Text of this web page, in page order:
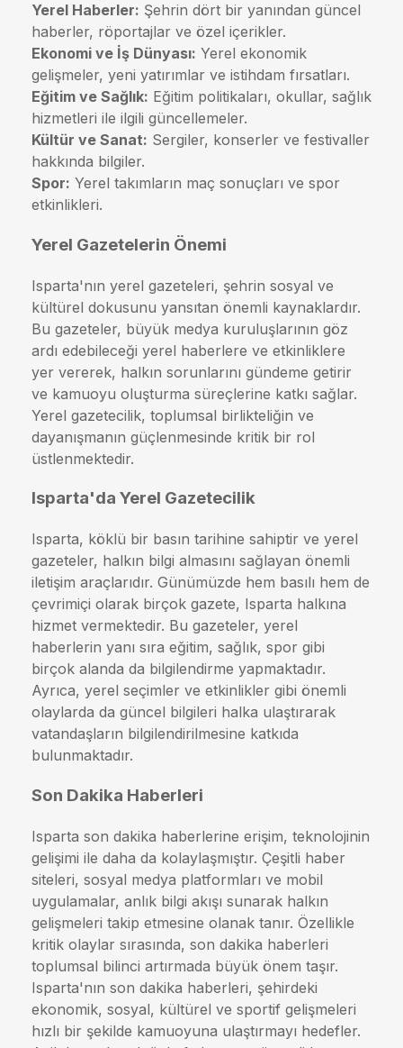
Yerel Haberler: Şehrin dört bir yanından güncel
haberler, röportajlar ve özel içerikler.
Ekonomi ve İş Dünyası: Yerel ekonomik
gelişmeler, yeni yatırımlar ve istihdam fırsatları.
Eğitim ve Sağlık: Eğitim politikaları, okullar, sağlık
hizmetleri ile ilgili güncellemeler.
Kültür ve Sanat: Sergiler, konserler ve festivaller
hakkında bilgiler.
Spor: Yerel takımların maç sonuçları ve spor
etkinlikleri.
Yerel Gazetelerin Önemi
Isparta'nın yerel gazeteleri, şehrin sosyal ve
kültürel dokusunu yansıtan önemli kaynaklardır.
Bu gazeteler, büyük medya kuruluşlarının göz
ardı edebileceği yerel haberlere ve etkinliklere
yer vererek, halkın sorunlarını gündeme getirir
ve kamuoyu oluşturma süreçlerine katkı sağlar.
Yerel gazetecilik, toplumsal birlikteliğin ve
dayanışmanın güçlenmesinde kritik bir rol
üstlenmektedir.
Isparta'da Yerel Gazetecilik
Isparta, köklü bir basın tarihine sahiptir ve yerel
gazeteler, halkın bilgi almasını sağlayan önemli
iletişim araçlarıdır. Günümüzde hem basılı hem de
çevrimiçi olarak birçok gazete, Isparta halkına
hizmet vermektedir. Bu gazeteler, yerel
haberlerin yanı sıra eğitim, sağlık, spor gibi
birçok alanda da bilgilendirme yapmaktadır.
Ayrıca, yerel seçimler ve etkinlikler gibi önemli
olaylarda da güncel bilgileri halka ulaştırarak
vatandaşların bilgilendirilmesine katkıda
bulunmaktadır.
Son Dakika Haberleri
Isparta son dakika haberlerine erişim, teknolojinin
gelişimi ile daha da kolaylaşmıştır. Çeşitli haber
siteleri, sosyal medya platformları ve mobil
uygulamalar, anlık bilgi akışı sunarak halkın
gelişmeleri takip etmesine olanak tanır. Özellikle
kritik olaylar sırasında, son dakika haberleri
toplumsal bilinci artırmada büyük önem taşır.
Isparta'nın son dakika haberleri, şehirdeki
ekonomik, sosyal, kültürel ve sportif gelişmeleri
hızlı bir şekilde kamuoyuna ulaştırmayı hedefler.